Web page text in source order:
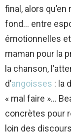
final, alors
fond… entre
émotionnelles
maman pour la
la chanson,
d’angoisses : la
« mal faire »…
concrètes pour
loin des